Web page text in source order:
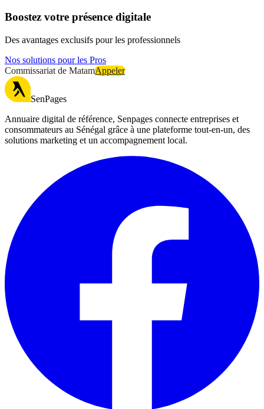
Boostez votre présence digitale
Des avantages exclusifs pour les professionnels
Nos solutions pour les Pros
Commissariat de MatamAppeler
SenPages
Annuaire digital de référence, Senpages connecte entreprises et
consommateurs au Sénégal grâce à une plateforme tout-en-un, des
solutions marketing et un accompagnement local.